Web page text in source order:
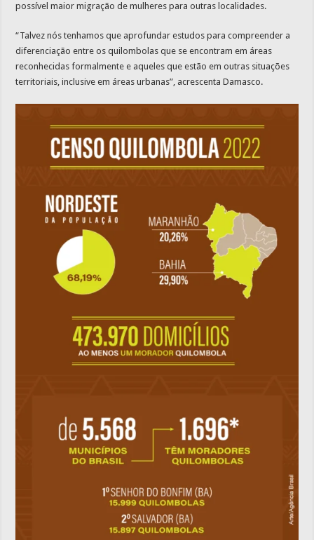
possível maior migração de mulheres para outras localidades.
“Talvez nós tenhamos que aprofundar estudos para compreender a
diferenciação entre os quilombolas que se encontram em áreas
reconhecidas formalmente e aqueles que estão em outras situações
territoriais, inclusive em áreas urbanas”, acrescenta Damasco.